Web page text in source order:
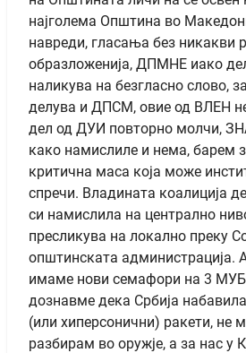
најголема Општина во
навреди, гласања без никакви
образложенија, ДПМНЕ иако
наликува на безгласно слово,
делува и ДПСМ, овие од ВЛЕН
дел од ДУИ повторно молчи,
како намислиле и нема, барем
критична маса која може
спречи. Владината коалиција
си намислила на централно
пресликува на локално преку
општинската администрација.
имаме нови семафори на 3 МУБ.
дознавме дека Србија
(или хиперсонични) ракети, не
разбирам во оружје, а за нас у